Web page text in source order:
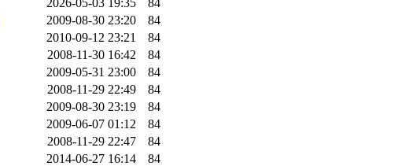
2009-08-30 23:20
84
2010-09-12 23:21
84
2008-11-30 16:42
84
2009-05-31 23:00
84
2008-11-29 22:49
84
2009-08-30 23:19
84
2009-06-07 01:12
84
2008-11-29 22:47
84
2014-06-27 16:14
84